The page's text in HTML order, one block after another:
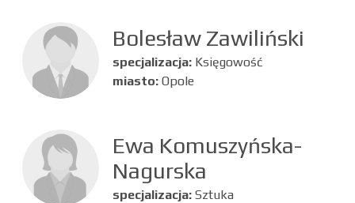
Bolesław Zawiliński
specjalizacja: Księgowość
miasto: Opole
Ewa Komuszyńska-
Nagurska
specjalizacja: Sztuka